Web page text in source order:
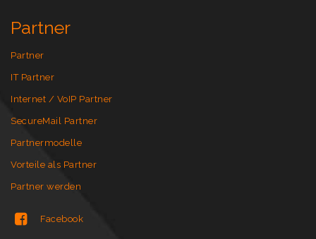
Partner
Partner
IT Partner
Internet / VoIP Partner
SecureMail Partner
Partnermodelle
Vorteile als Partner
Partner werden
Facebook